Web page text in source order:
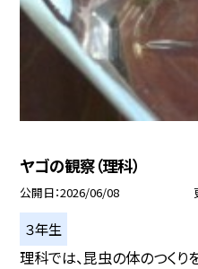
ヤゴの観察（理科）
公開日 2026/06/08
３年生
理科では、昆虫の体のつくり